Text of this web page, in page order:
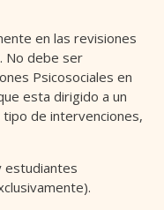
en las revisiones
No debe ser
Psicosociales en
esta dirigido a un
de intervenciones,
estudiantes